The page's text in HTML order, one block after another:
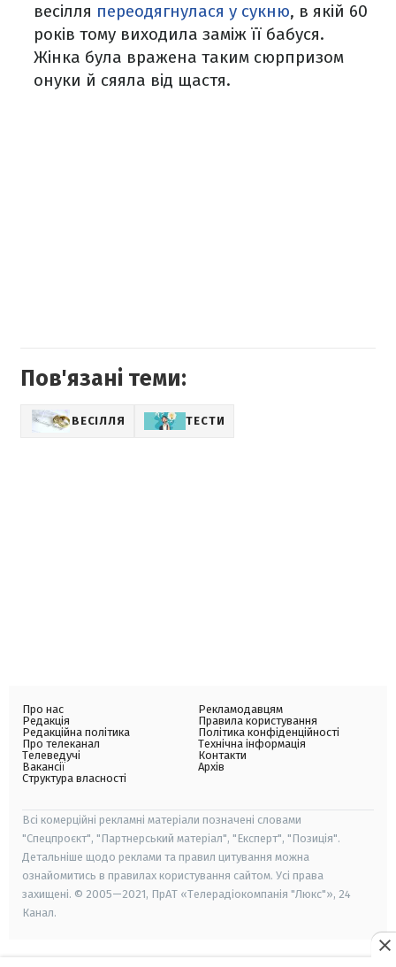
весілля переодягнулася у сукню, в якій 60
років тому виходила заміж її бабуся.
Жінка була вражена таким сюрпризом
онуки й сяяла від щастя.
Пов'язані теми:
ВЕСІЛЛЯ ТЕСТИ
Про нас
Редакція
Редакційна політика
Про телеканал
Телеведучі
Вакансії
Структура власності
Рекламодавцям
Правила користування
Політика конфіденційності
Технічна інформація
Контакти
Архів
Всі комерційні рекламні матеріали позначені словами
"Спецпроєкт", "Партнерський матеріал", "Експерт", "Позиція".
Детальніше щодо реклами та правил цитування можна
ознайомитись в правилах користування сайтом. Усі права
захищені. © 2005—2021, ПрАТ «Телерадіокомпанія "Люкс"», 24
Канал.